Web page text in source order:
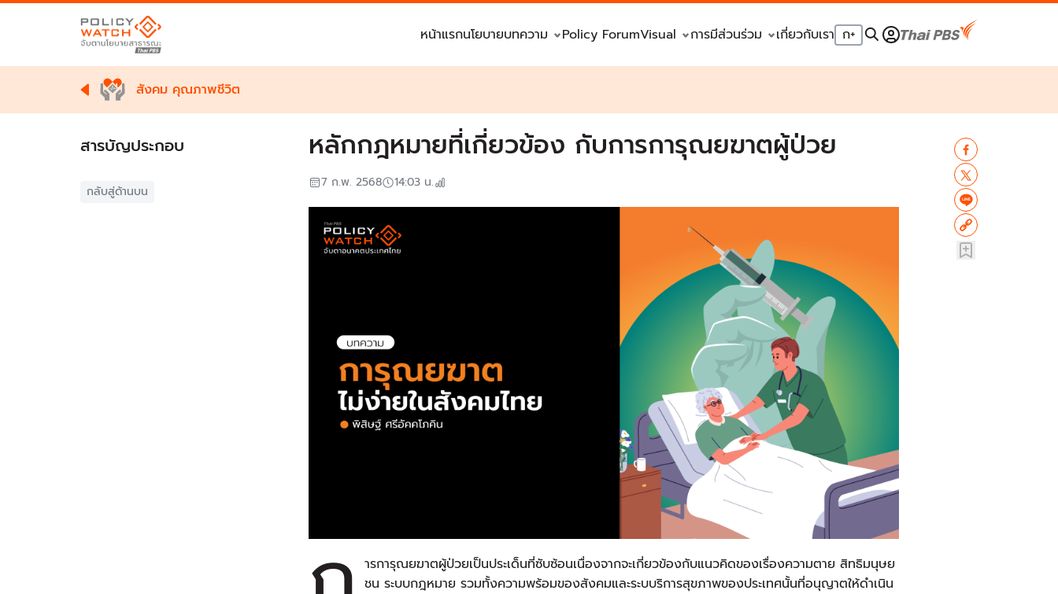
หน้าแรกนโยบายบทความ Policy ForumVisual การมีส่วนร่วม เกี่ยวกับเรา ก+
สังคม คุณภาพชีวิต
สารบัญประกอบ
กลับสู่ด้านบน
หลักกฎหมายที่เกี่ยวข้อง กับการการุณยฆาตผู้ป่วย
7 ก.พ. 2568 14:03 น.
ารการุณยฆาตผู้ป่วยเป็นประเด็นที่ซับซ้อนเนื่องจากจะเกี่ยวข้องกับแนวคิดของเรื่องความตาย สิทธิมนุษย
ชน ระบบกฎหมาย รวมทั้งความพร้อมของสังคมและระบบริการสุขภาพของประเทศนั้นที่อนุญาตให้ดำเนิน